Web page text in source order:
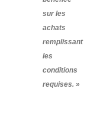
sur les
achats
remplissant
les
conditions
requises. »